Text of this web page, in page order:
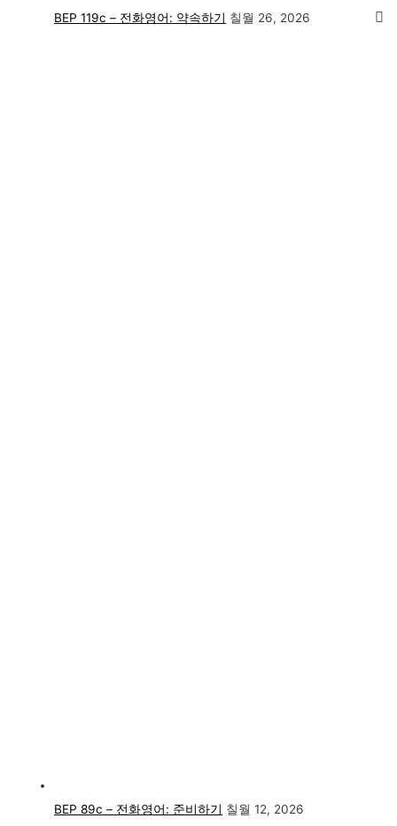
BEP 119c – 전화영어: 약속하기 칠월 26, 2026
BEP 89c – 전화영어: 준비하기 칠월 12, 2026